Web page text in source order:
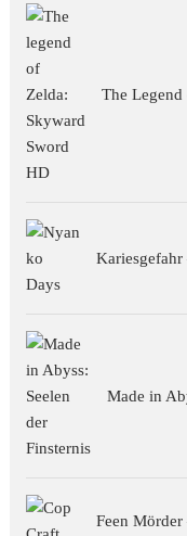
The
Made in
Feen